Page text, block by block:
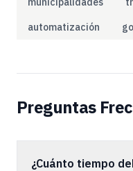
automatización
Preguntas
¿Cuánto tiempo